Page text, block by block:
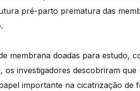
pré-parto prematura das
membrana doadas para estudo,
investigadores descobriram que
importante na cicatrização de